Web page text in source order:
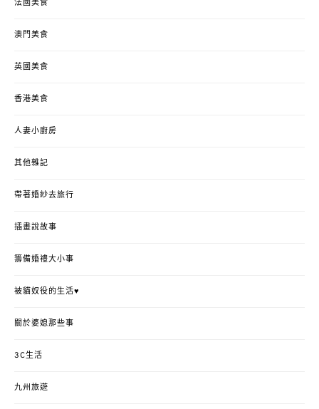
法國美食
澳門美食
英國美食
香港美食
人妻小廚房
其他雜記
帶著婚紗去旅行
插畫說故事
籌備婚禮大小事
被貓奴役的生活♥
關於婆媳那些事
3C生活
九州旅遊